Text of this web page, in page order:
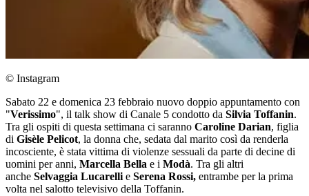
© Instagram
Sabato 22 e domenica 23 febbraio nuovo doppio appuntamento con
"Verissimo", il talk show di Canale 5 condotto da Silvia Toffanin.
Tra gli ospiti di questa settimana ci saranno Caroline Darian, figlia
di Gisèle Pelicot, la donna che, sedata dal marito così da renderla
incosciente, è stata vittima di violenze sessuali da parte di decine di
uomini per anni, Marcella Bella e i Modà. Tra gli altri
anche Selvaggia Lucarelli e Serena Rossi, entrambe per la prima
volta nel salotto televisivo della Toffanin.